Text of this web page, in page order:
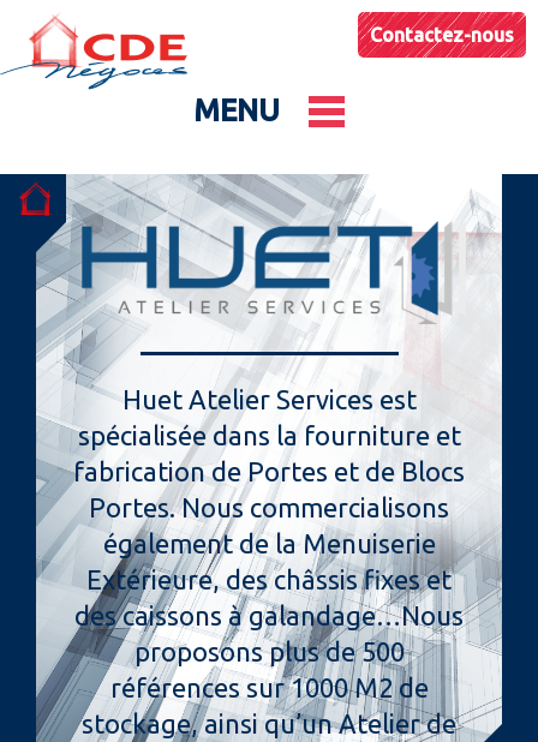
Contactez-nous
MENU
Le groupe
Nos entités
Conseils & Astuces
Actualités
Catalogues produits
Espace pro
Huet Atelier Services est
spécialisée dans la fourniture et
fabrication de Portes et de Blocs
Portes. Nous commercialisons
également de la Menuiserie
Extérieure, des châssis fixes et
des caissons à galandage…Nous
proposons plus de 500
références sur 1000 M2 de
stockage, ainsi qu’un Atelier de